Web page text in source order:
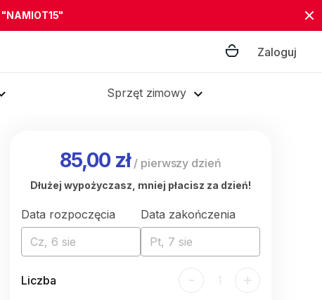
"NAMIOT15"
Zaloguj
Sprzęt zimowy
85,00 zł/ pierwszy dzień
Dłużej wypożyczasz, mniej płacisz za dzień!
Data rozpoczęcia
Cz, 6 sie
Data zakończenia
Pt, 7 sie
Liczba - 1 +